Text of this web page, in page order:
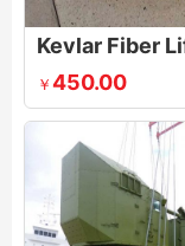
￥ 450.00